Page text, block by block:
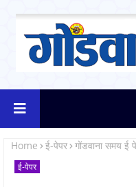
Home ई-पेपर गोंडवाना समय ई
ई-पेपर